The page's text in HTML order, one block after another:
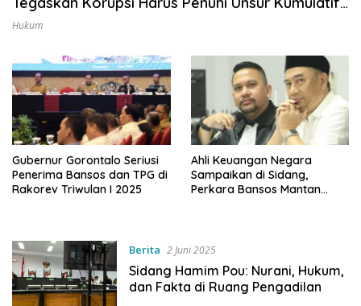
Bantuan Masjid Dinilai Perbuatan Baik
Hukum
Gubernur Gorontalo Seriusi
Penerima Bansos dan TPG di
Rakorev Triwulan I 2025
Ahli Keuangan Negara
Sampaikan di Sidang,
Perkara Bansos Mantan
Berita 2 Juni 2025
Sidang Hamim Pou: Nurani, Hukum,
dan Fakta di Ruang Pengadilan